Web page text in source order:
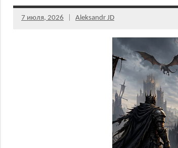
7 июля, 2026 Aleksandr JD